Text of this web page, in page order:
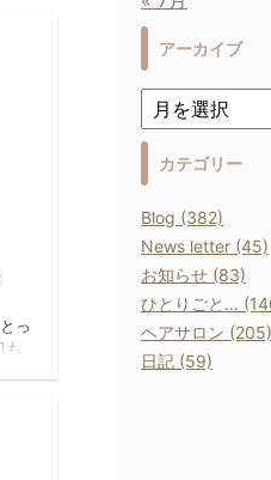
っ
専
し
アーカイブ
カテゴリー
Blog (382)
News letter (45)
お知らせ (83)
ひとりごと…
ヘアサロン (205)
日記 (59)